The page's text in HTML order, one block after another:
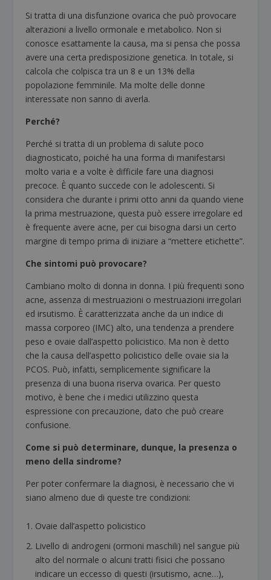
Si tratta di una disfunzione ovarica che può provocare
alterazioni a livello ormonale e metabolico. Non si
conosce esattamente la causa, ma si pensa che possa
avere una certa predisposizione genetica. In totale, si
calcola che colpisca tra un 8 e un 13% della
popolazione femminile. Ma molte delle donne
interessate non sanno di averla.
Perché?
Perché si tratta di un problema di salute poco
diagnosticato, poiché ha una forma di manifestarsi
molto varia e a volte è difficile fare una diagnosi
precoce. È quanto succede con le adolescenti. Si
considera che durante i primi otto anni da quando viene
la prima mestruazione, questa può essere irregolare ed
è frequente avere acne, per cui bisogna darsi un certo
margine di tempo prima di iniziare a “mettere etichette”.
Che sintomi può provocare?
Cambiano molto di donna in donna. I più frequenti sono
acne, assenza di mestruazioni o mestruazioni irregolari
ed irsutismo. È caratterizzata anche da un indice di
massa corporeo (IMC) alto, una tendenza a prendere
peso e ovaie dall’aspetto policistico. Ma non è detto
che la causa dell’aspetto policistico delle ovaie sia la
PCOS. Può, infatti, semplicemente significare la
presenza di una buona riserva ovarica. Per questo
motivo, è bene che i medici utilizzino questa
espressione con precauzione, dato che può creare
confusione.
Come si può determinare, dunque, la presenza o
meno della sindrome?
Per poter confermare la diagnosi, è necessario che vi
siano almeno due di queste tre condizioni:
Ovaie dall’aspetto policistico
Livello di androgeni (ormoni maschili) nel sangue più
alto del normale o alcuni tratti fisici che possano
indicare un eccesso di questi (irsutismo, acne…),